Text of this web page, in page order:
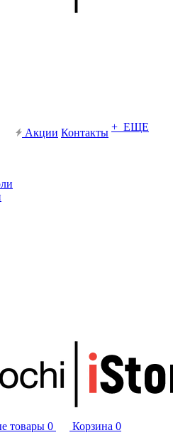
Акции Контакты + ЕЩЕ
товары 0 Корзина 0